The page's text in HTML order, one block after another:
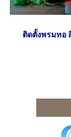
ติดตั้งพรมทอ